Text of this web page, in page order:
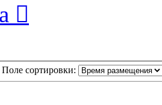
Поле сортировки: